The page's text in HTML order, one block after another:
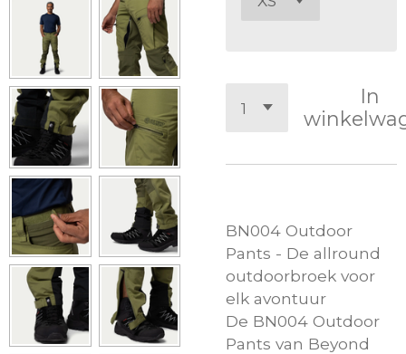
In
BN004 Outdoor
Pants - De allround
outdoorbroek voor
elk avontuur
De BN004 Outdoor
Pants van Beyond